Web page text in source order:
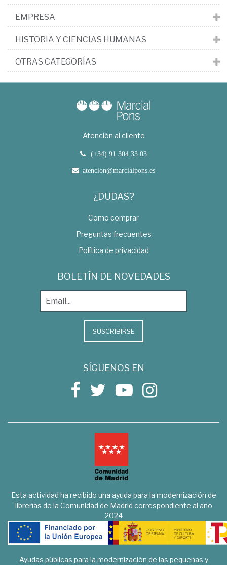
EMPRESA
HISTORIA Y CIENCIAS HUMANAS
OTRAS CATEGORÍAS
Atención al cliente
(+34) 91 304 33 03
atencion@marcialpons.es
¿DUDAS?
Como comprar
Preguntas frecuentes
Política de privacidad
BOLETÍN DE NOVEDADES
SUSCRIBIRSE
SÍGUENOS EN
Esta actividad ha recibido una ayuda para la modernización de
librerías de la Comunidad de Madrid correspondiente al año
2024
Ayudas públicas para la modernización de las pequeñas y